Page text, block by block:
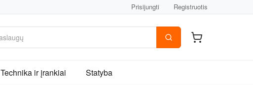
Prisijungti Registruotis
Technika ir įrankiai Statyba